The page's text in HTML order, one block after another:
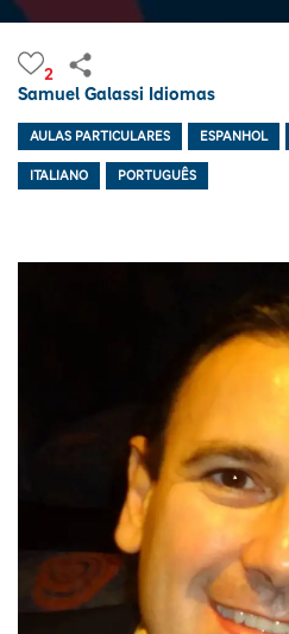
2
Samuel Galassi Idiomas
AULAS PARTICULARES ESPANHOL
ITALIANO PORTUGUÊS